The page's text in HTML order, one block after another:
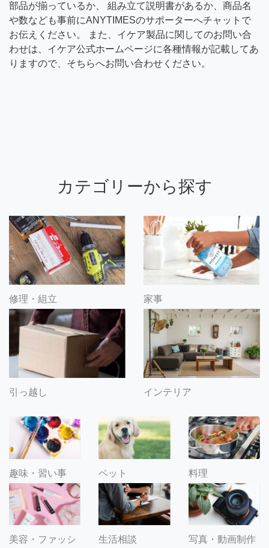
部品が揃っているか、 組み立て説明書があるか、商品名
や数なども事前にANYTIMESのサポーターへチャットで
お伝えください。 また、イケア製品に関してのお問い合
わせは、イケア公式ホームページに各種情報が記載してあ
りますので、そちらへお問い合わせください。
カテゴリーから探す
修理・組立 家事
引っ越し インテリア
趣味・習い事 ペット 料理
美容・ファッシ 生活相談 写真・動画制作